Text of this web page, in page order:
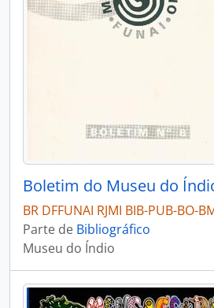
BR DFFUNAI RJMI BIB-PUB-BO-
Parte de Bibliográfico
Museu do Índio